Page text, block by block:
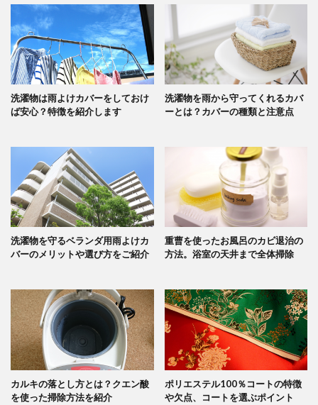
洗濯物は雨よけカバーをしておけ
ば安心？特徴を紹介します
洗濯物を雨から守ってくれるカバ
ーとは？カバーの種類と注意点
洗濯物を守るベランダ用雨よけカ
バーのメリットや選び方をご紹介
重曹を使ったお風呂のカビ退治の
方法。浴室の天井まで全体掃除
カルキの落とし方とは？クエン酸
を使った掃除方法を紹介
ポリエステル100％コートの特徴
や欠点、コートを選ぶポイント